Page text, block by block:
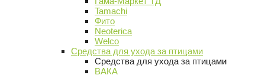
Tamachi
Фито
Neoterica
Welco
Средства для ухода за птицами
Средства для ухода за птицами
ВАКА